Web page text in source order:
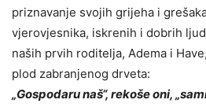
priznavanje svojih grijeha i
vjerovjesnika, iskrenih i dobrih
naših prvih roditelja, Adema i
plod zabranjenog drveta:
„Gospodaru naš“, rekoše oni,